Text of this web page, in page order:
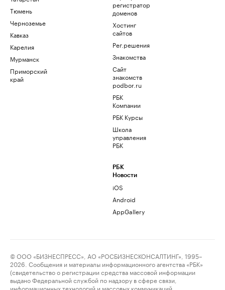
Тюмень
Черноземье
Кавказ
Карелия
Мурманск
Приморский
край
регистратор
доменов
Хостинг
сайтов
Рег.решения
Знакомства
Сайт
знакомств
podbor.ru
РБК
Компании
РБК Курсы
Школа
управления
РБК
РБК
Новости
iOS
Android
AppGallery
© ООО «БИЗНЕСПРЕСС», АО «РОСБИЗНЕСКОНСАЛТИНГ», 1995–
2026. Сообщения и материалы информационного агентства «РБК»
(свидетельство о регистрации средства массовой информации
выдано Федеральной службой по надзору в сфере связи,
информационных технологий и массовых коммуникаций